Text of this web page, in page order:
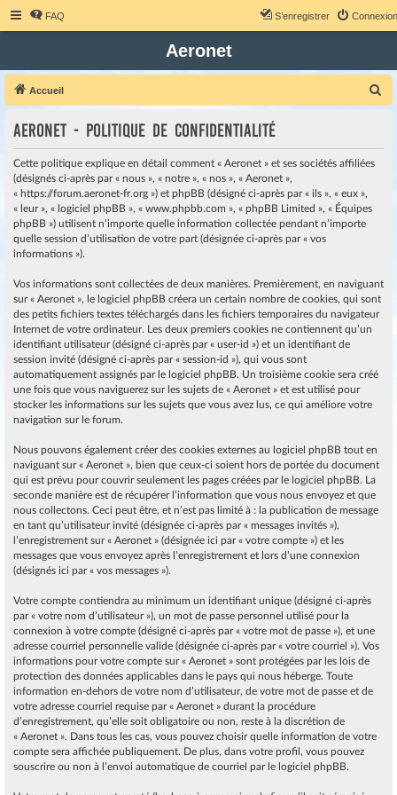
FAQ Connexion
S’enregistrer
Aeronet
Accueil
r
Aeronet - Politique de confidentialité
Cette politique explique en détail comment « Aeronet » et ses sociétés affiliées
(désignés ci-après par « nous », « notre », « nos », « Aeronet »,
« https://forum.aeronet-fr.org ») et phpBB (désigné ci-après par « ils », « eux »,
« leur », « logiciel phpBB », « www.phpbb.com », « phpBB Limited », « Équipes
phpBB ») utilisent n’importe quelle information collectée pendant n’importe
quelle session d’utilisation de votre part (désignée ci-après par « vos
informations »).
Vos informations sont collectées de deux manières. Premièrement, en naviguant
sur « Aeronet », le logiciel phpBB créera un certain nombre de cookies, qui sont
des petits fichiers textes téléchargés dans les fichiers temporaires du navigateur
Internet de votre ordinateur. Les deux premiers cookies ne contiennent qu’un
identifiant utilisateur (désigné ci-après par « user-id ») et un identifiant de
session invité (désigné ci-après par « session-id »), qui vous sont
automatiquement assignés par le logiciel phpBB. Un troisième cookie sera créé
une fois que vous naviguerez sur les sujets de « Aeronet » et est utilisé pour
stocker les informations sur les sujets que vous avez lus, ce qui améliore votre
navigation sur le forum.
Nous pouvons également créer des cookies externes au logiciel phpBB tout en
naviguant sur « Aeronet », bien que ceux-ci soient hors de portée du document
qui est prévu pour couvrir seulement les pages créées par le logiciel phpBB. La
seconde manière est de récupérer l’information que vous nous envoyez et que
nous collectons. Ceci peut être, et n’est pas limité à : la publication de message
en tant qu’utilisateur invité (désignée ci-après par « messages invités »),
l’enregistrement sur « Aeronet » (désignée ici par « votre compte ») et les
messages que vous envoyez après l’enregistrement et lors d’une connexion
(désignés ici par « vos messages »).
Votre compte contiendra au minimum un identifiant unique (désigné ci-après
par « votre nom d’utilisateur »), un mot de passe personnel utilisé pour la
connexion à votre compte (désigné ci-après par « votre mot de passe »), et une
adresse courriel personnelle valide (désignée ci-après par « votre courriel »). Vos
informations pour votre compte sur « Aeronet » sont protégées par les lois de
protection des données applicables dans le pays qui nous héberge. Toute
information en-dehors de votre nom d’utilisateur, de votre mot de passe et de
votre adresse courriel requise par « Aeronet » durant la procédure
d’enregistrement, qu’elle soit obligatoire ou non, reste à la discrétion de
« Aeronet ». Dans tous les cas, vous pouvez choisir quelle information de votre
compte sera affichée publiquement. De plus, dans votre profil, vous pouvez
souscrire ou non à l’envoi automatique de courriel par le logiciel phpBB.